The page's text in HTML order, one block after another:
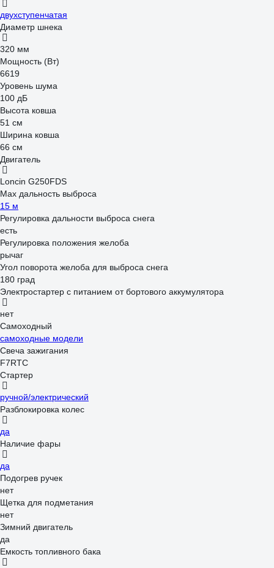
двухступенчатая
Диаметр шнека
320 мм
Мощность (Вт)
6619
Уровень шума
100 дБ
Высота ковша
51 см
Ширина ковша
66 см
Двигатель
Loncin G250FDS
Max дальность выброса
15 м
Регулировка дальности выброса снега
есть
Регулировка положения желоба
рычаг
Угол поворота желоба для выброса снега
180 град
Электростартер с питанием от бортового аккумулятора
нет
Самоходный
самоходные модели
Свеча зажигания
F7RTC
Стартер
ручной/электрический
Разблокировка колес
да
Наличие фары
да
Подогрев ручек
нет
Щетка для подметания
нет
Зимний двигатель
да
Емкость топливного бака